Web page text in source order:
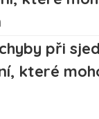
při
které